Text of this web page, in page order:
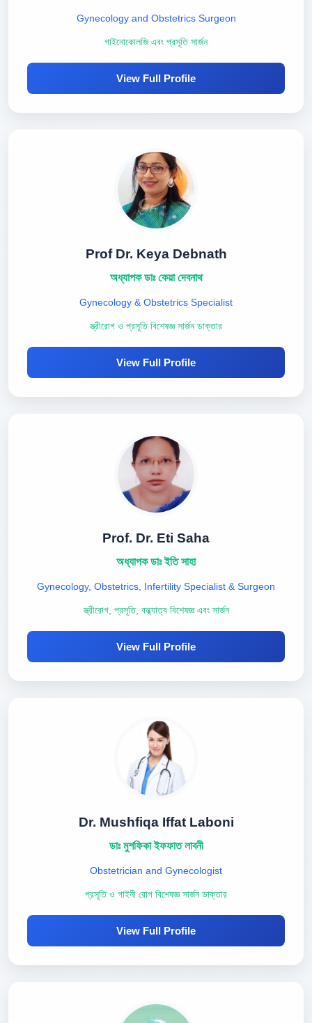
Gynecology and Obstetrics Surgeon
গাইনোকোলজি এবং প্রসূতি সার্জন
View Full Profile
Prof Dr. Keya Debnath
অধ্যাপক ডাঃ কেয়া দেবনাথ
Gynecology & Obstetrics Specialist
স্ত্রীরোগ ও প্রসূতি বিশেষজ্ঞ সার্জন ডাক্তার
View Full Profile
Prof. Dr. Eti Saha
অধ্যাপক ডাঃ ইতি সাহা
Gynecology, Obstetrics, Infertility Specialist & Surgeon
স্ত্রীরোগ, প্রসূতি, বন্ধ্যাত্ব বিশেষজ্ঞ এবং সার্জন
View Full Profile
Dr. Mushfiqa Iffat Laboni
ডাঃ মুশফিকা ইফফাত লাবনী
Obstetrician and Gynecologist
প্রসূতি ও গাইনী রোগ বিশেষজ্ঞ সার্জন ডাক্তার
View Full Profile